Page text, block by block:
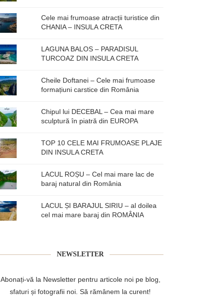
Cele mai frumoase atracții turistice din
CHANIA – INSULA CRETA
LAGUNA BALOS – PARADISUL
TURCOAZ DIN INSULA CRETA
Cheile Doftanei – Cele mai frumoase
formațiuni carstice din România
Chipul lui DECEBAL – Cea mai mare
sculptură în piatră din EUROPA
TOP 10 CELE MAI FRUMOASE PLAJE
DIN INSULA CRETA
LACUL ROȘU – Cel mai mare lac de
baraj natural din România
LACUL ȘI BARAJUL SIRIU – al doilea
cel mai mare baraj din ROMÂNIA
NEWSLETTER
Abonați-vă la Newsletter pentru articole noi pe blog,
sfaturi și fotografii noi. Să rămânem la curent!